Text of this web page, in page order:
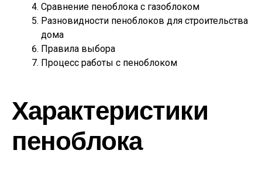
Сравнение пеноблока с газоблоком
Разновидности пеноблоков для строительства
дома
Правила выбора
Процесс работы с пеноблоком
Характеристики
пеноблока